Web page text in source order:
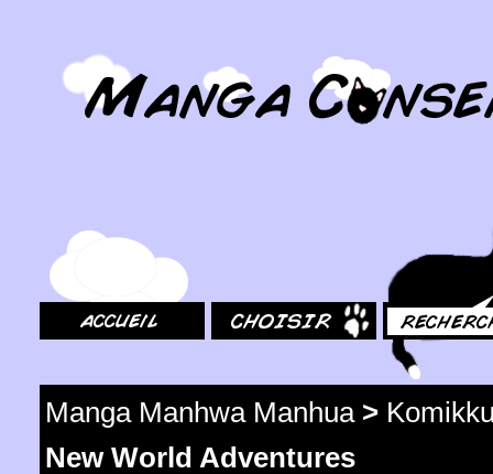
Manga Manhwa Manhua>
New World Adventures